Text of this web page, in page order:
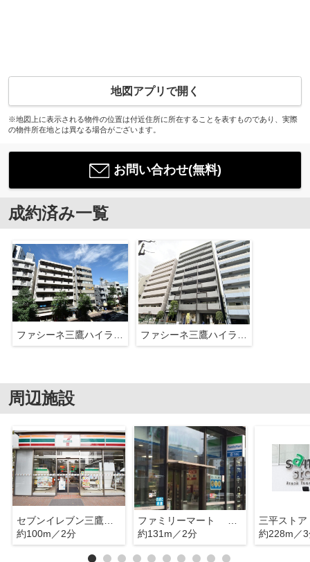
地図アプリで開く
※地図上に表示される物件の位置は付近住所に所在することを表すものであり、実際
の物件所在地とは異なる場合がございます。
お問い合わせ(無料)
成約済み一覧
周辺施設
セブンイレブン三鷹駅南口
約100m／2分
約131m／2分
三平スト
約228m／